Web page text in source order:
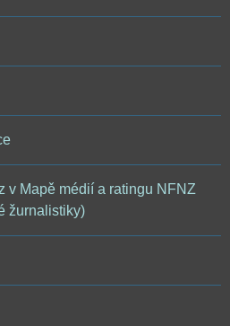
v Mapě médií a ratingu NFNZ
žurnalistiky)